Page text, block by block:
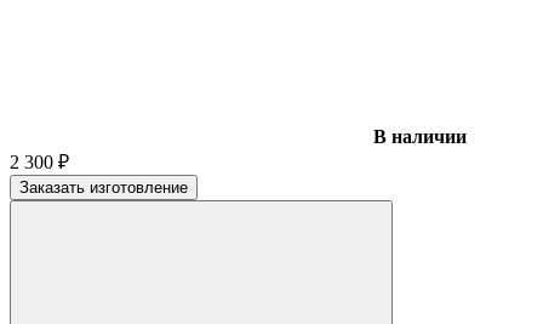
В наличии
2 300 ₽
Заказать изготовление